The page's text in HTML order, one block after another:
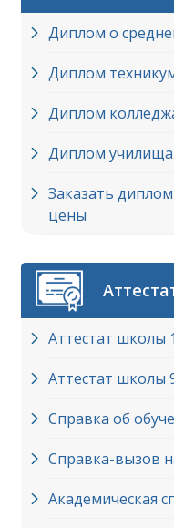
Диплом о
Диплом
Диплом
Диплом училища
Заказать
цены
Аттестат школы
Аттестат школы
Справка об
Справка-вызов
Академическая